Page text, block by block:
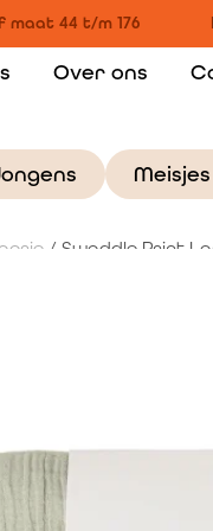
maat 44 t/m 176
Over ons
Meisjes
/ Swaddle Print